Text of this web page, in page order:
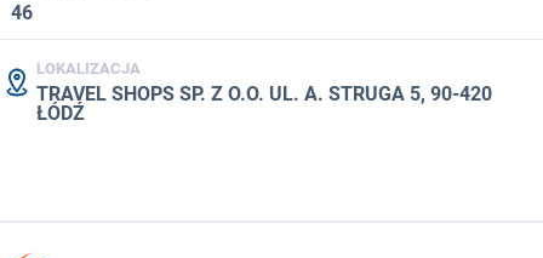
46
LOKALIZACJA
TRAVEL SHOPS SP. Z O.O. UL. A. STRUGA 5, 90-420
ŁÓDŹ